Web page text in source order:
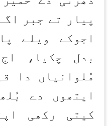
پیار تے جبر
اجوکے ویلے
بدل چکیا،
مُلوانیاں دا
ایتھوں دے
کیتی رکھی